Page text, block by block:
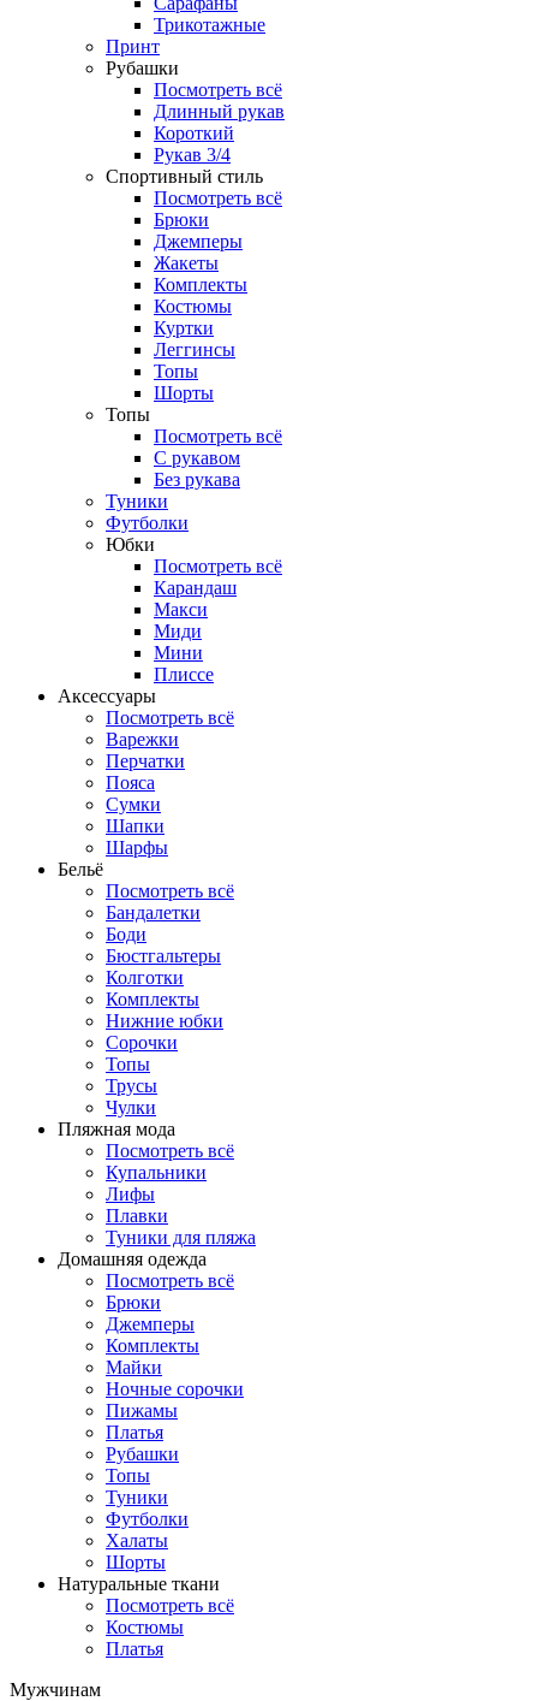
Трикотажные
Принт
Рубашки
Посмотреть всё
Длинный рукав
Короткий
Рукав 3/4
Спортивный стиль
Посмотреть всё
Брюки
Джемперы
Жакеты
Комплекты
Костюмы
Куртки
Леггинсы
Топы
Шорты
Топы
Посмотреть всё
C рукавом
Без рукава
Туники
Футболки
Юбки
Посмотреть всё
Карандаш
Макси
Миди
Мини
Плиссе
Аксессуары
Посмотреть всё
Варежки
Перчатки
Пояса
Сумки
Шапки
Шарфы
Бельё
Посмотреть всё
Бандалетки
Боди
Бюстгальтеры
Колготки
Комплекты
Нижние юбки
Сорочки
Топы
Трусы
Чулки
Пляжная мода
Посмотреть всё
Купальники
Лифы
Плавки
Туники для пляжа
Домашняя одежда
Посмотреть всё
Брюки
Джемперы
Комплекты
Майки
Ночные сорочки
Пижамы
Платья
Рубашки
Топы
Туники
Футболки
Халаты
Шорты
Натуральные ткани
Посмотреть всё
Костюмы
Платья
Мужчинам